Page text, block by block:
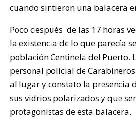
cuando sintieron una balacera
Poco después de las 17 horas
la existencia de lo que parecía
población Centinela del Puerto.
personal policial de
al lugar y constato la presencia
sus vidrios polarizados y que
protagonistas de esta balacera.